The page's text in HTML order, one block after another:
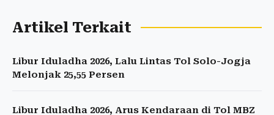
Artikel Terkait
Libur Iduladha 2026, Lalu Lintas Tol Solo-Jogja
Melonjak 25,55 Persen
Libur Iduladha 2026, Arus Kendaraan di Tol MBZ